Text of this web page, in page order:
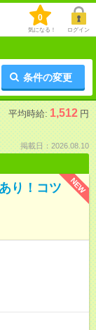
0
気になる！ ログイン
条件の変更
平均時給: 1,512 円
掲載日：2026.08.10
NEW
り！コツ